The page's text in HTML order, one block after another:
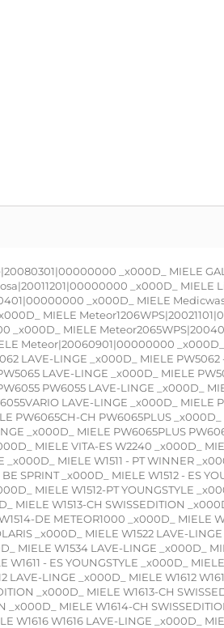
_x000D_ MIELE
_x000D_
_x000D_ MIELE
MIELE
_x000D_ MIELE
Meteor|20060901|00000000 _x000D_
LAVE-LINGE _x000D_ MIELE
LAVE-LINGE _x000D_ MIELE
PW6055 LAVE-LINGE _x000D_
LAVE-LINGE _x000D_ MIELE
PW6065CH-CH PW6065PLUS
_x000D_ MIELE PW6065PLUS
MIELE VITA-ES W2240 _x000D_
MIELE W1511 - PT WINNER
SPRINT _x000D_ MIELE W1512 - ES
MIELE W1512-PT YOUNGSTYLE
MIELE W1513-CH SWISSEDITION
DE METEOR1000 _x000D_ MIELE
_x000D_ MIELE W1522 LAVE-
MIELE W1534 LAVE-LINGE _x000D_
- ES YOUNGSTYLE _x000D_ MIELE
LAVE-LINGE _x000D_ MIELE W1612
_x000D_ MIELE W1613-CH
MIELE W1614-CH
W1616 W1616 LAVE-LINGE _x000D_